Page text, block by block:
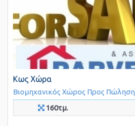
Κως Χώρα
Βιομηχανικός Χώρος Προς Πώληση
160τμ.